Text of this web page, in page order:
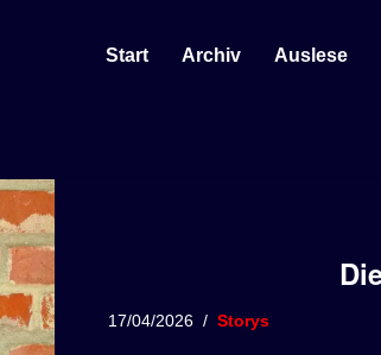
Start Archiv Auslese
17/04/2026 Storys